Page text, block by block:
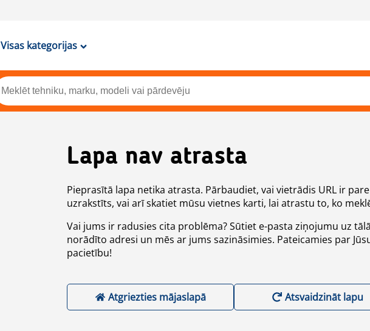
Visas kategorijas
Lapa nav atrasta
Pieprasītā lapa netika atrasta. Pārbaudiet, vai vietrādis URL ir
uzrakstīts, vai arī skatiet mūsu vietnes karti, lai atrastu to, ko
Vai jums ir radusies cita problēma? Sūtiet e-pasta ziņojumu uz
norādīto adresi un mēs ar jums sazināsimies. Pateicamies par
pacietību!
Atgriezties mājaslapā Atsvaidzināt lapu